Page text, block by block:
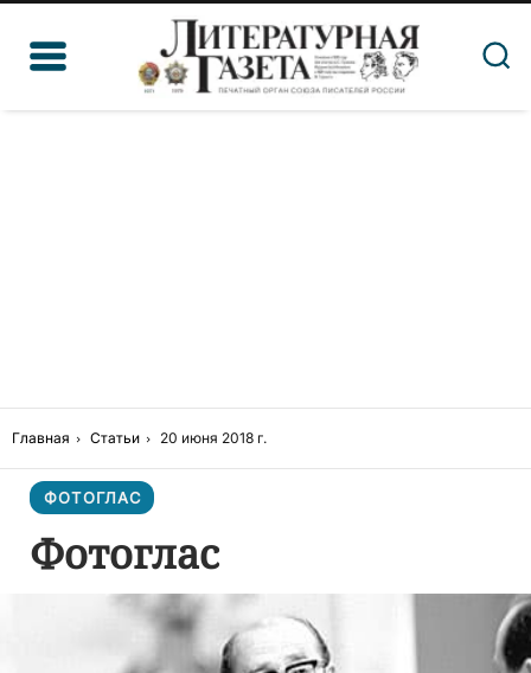
Главная Статьи 20 июня 2018 г.
ФОТОГЛАС
Фотоглас